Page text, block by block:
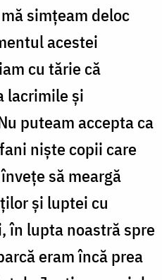
simțeam deloc
acestei
cu tărie că
lacrimile și
puteam accepta ca
niște copii care
să meargă
și luptei cu
în lupta noastră spre
eram încă prea